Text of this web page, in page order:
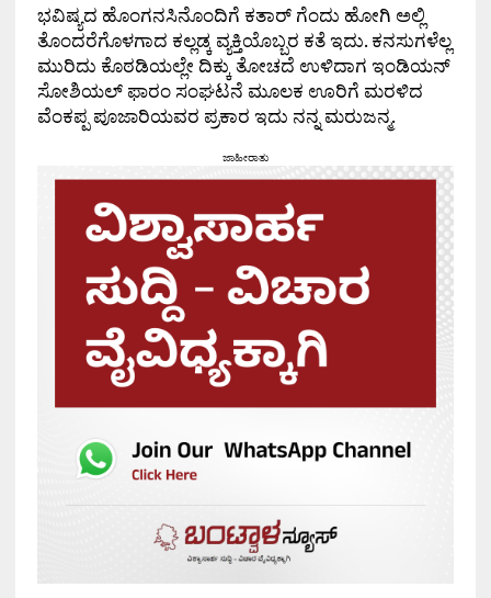
ಭವಿಷ್ಯದ ಹೊಂಗನಸಿನೊಂದಿಗೆ ಕತಾರ್ ಗೆಂದು ಹೋಗಿ ಅಲ್ಲಿ
ತೊಂದರೆಗೊಳಗಾದ ಕಲ್ಲಡ್ಕ ವ್ಯಕ್ತಿಯೊಬ್ಬರ ಕತೆ ಇದು. ಕನಸುಗಳೆಲ್ಲ
ಮುರಿದು ಕೊಠಡಿಯಲ್ಲೇ ದಿಕ್ಕು ತೋಚದೆ ಉಳಿದಾಗ ಇಂಡಿಯನ್
ಸೋಶಿಯಲ್ ಫಾರಂ ಸಂಘಟನೆ ಮೂಲಕ ಊರಿಗೆ ಮರಳಿದ
ವೆಂಕಪ್ಪ ಪೂಜಾರಿಯವರ ಪ್ರಕಾರ ಇದು ನನ್ನ ಮರುಜನ್ಮ.
ಜಾಹೀರಾತು